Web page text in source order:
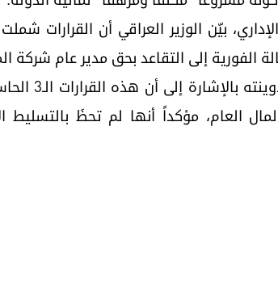
بيّن الوزير العراقي أن القرارات
الفورية إلى التقاعد بحق مدير عام شركة
واختتم
العام، مؤكداً أنها لم تحظَ